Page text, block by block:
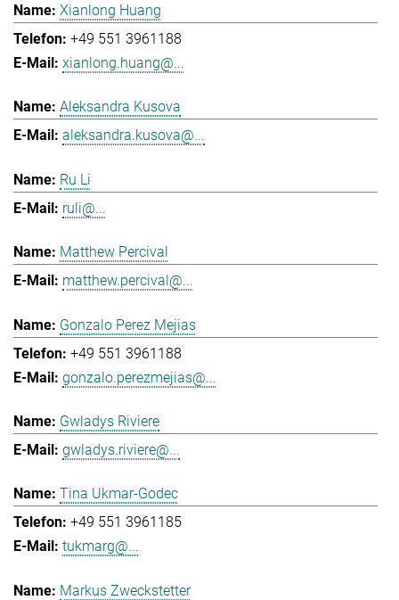
Xianlong Huang
+49 551 3961188
xianlong.huang@...
Aleksandra Kusova
aleksandra.kusova@...
Ru Li
ruli@...
Matthew Percival
matthew.percival@...
Gonzalo Perez Mejias
+49 551 3961188
gonzalo.perezmejias@...
Gwladys Riviere
gwladys.riviere@...
Tina Ukmar-Godec
+49 551 3961185
tukmarg@...
Markus Zweckstetter